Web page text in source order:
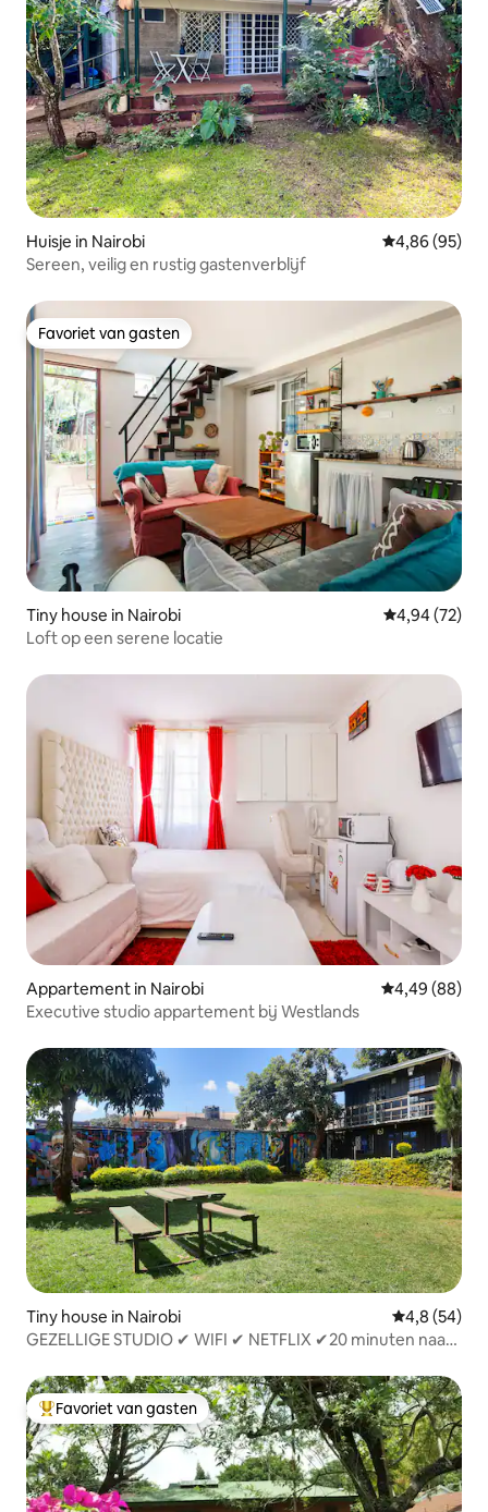
Huisje in Nairobi Gemiddelde
4,86 (95)
Sereen, veilig en rustig gastenverblijf
Favoriet van gasten
Favoriet van gasten
Tiny house in Nairobi Gemiddelde
4,94 (72)
Loft op een serene locatie
Appartement in Nairobi Gemiddelde
4,49 (88)
Executive studio appartement bij Westlands
Tiny house in Nairobi Gemiddelde
4,8 (54)
GEZELLIGE STUDIO ✔ WIFI ✔ NETFLIX ✔20 minuten naar
Topfavoriet van gasten
Favoriet van gasten